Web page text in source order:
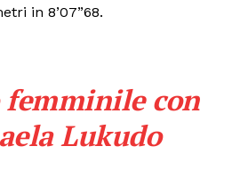
in 8’07”68.
femminile con
Lukudo